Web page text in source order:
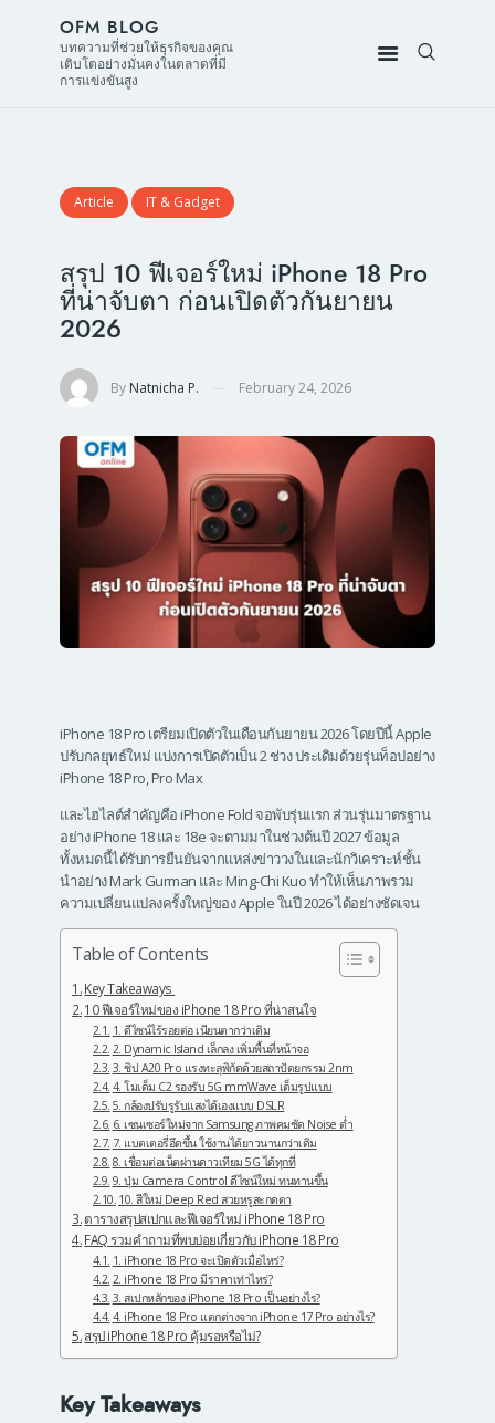
OFM BLOG
บทความที่ช่วยให้ธุรกิจของคุณ
เติบโตอย่างมั่นคงในตลาดที่มี
การแข่งขันสูง
Article IT & Gadget
สรุป 10 ฟีเจอร์ใหม่ iPhone 18 Pro
ที่น่าจับตา ก่อนเปิดตัวกันยายน
2026
By Natnicha P. February 24, 2026
iPhone 18 Pro เตรียมเปิดตัวในเดือนกันยายน 2026 โดยปีนี้ Apple
ปรับกลยุทธ์ใหม่ แบ่งการเปิดตัวเป็น 2 ช่วง ประเดิมด้วยรุ่นท็อปอย่าง
iPhone 18 Pro, Pro Max
และไฮไลต์สำคัญคือ iPhone Fold จอพับรุ่นแรก ส่วนรุ่นมาตรฐาน
อย่าง iPhone 18 และ 18e จะตามมาในช่วงต้นปี 2027 ข้อมูล
ทั้งหมดนี้ได้รับการยืนยันจากแหล่งข่าววงในและนักวิเคราะห์ชั้น
นำอย่าง Mark Gurman และ Ming-Chi Kuo ทำให้เห็นภาพรวม
ความเปลี่ยนแปลงครั้งใหญ่ของ Apple ในปี 2026 ได้อย่างชัดเจน
Table of Contents
Key Takeaways
10 ฟีเจอร์ใหม่ของ iPhone 18 Pro ที่น่าสนใจ
1. ดีไซน์ไร้รอยต่อ เนียนตากว่าเดิม
2. Dynamic Island เล็กลง เพิ่มพื้นที่หน้าจอ
3. ชิป A20 Pro แรงทะลุพิกัดด้วยสถาปัตยกรรม 2nm
4. โมเด็ม C2 รองรับ 5G mmWave เต็มรูปแบบ
5. กล้องปรับรูรับแสงได้เองแบบ DSLR
6. เซนเซอร์ใหม่จาก Samsung ภาพคมชัด Noise ต่ำ
7. แบตเตอรี่อึดขึ้น ใช้งานได้ยาวนานกว่าเดิม
8. เชื่อมต่อเน็ตผ่านดาวเทียม 5G ได้ทุกที่
9. ปุ่ม Camera Control ดีไซน์ใหม่ ทนทานขึ้น
10. สีใหม่ Deep Red สวยหรูสะกดตา
ตารางสรุปสเปกและฟีเจอร์ใหม่ iPhone 18 Pro
FAQ รวมคำถามที่พบบ่อยเกี่ยวกับ iPhone 18 Pro
1. iPhone 18 Pro จะเปิดตัวเมื่อไหร่?
2. iPhone 18 Pro มีราคาเท่าไหร่?
3. สเปกหลักของ iPhone 18 Pro เป็นอย่างไร?
4. iPhone 18 Pro แตกต่างจาก iPhone 17 Pro อย่างไร?
สรุป iPhone 18 Pro คุ้มรอหรือไม่?
Key Takeaways